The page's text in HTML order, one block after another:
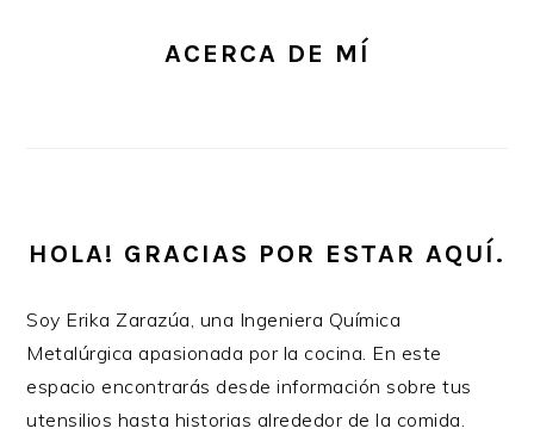
ACERCA DE MÍ
HOLA! GRACIAS POR ESTAR AQUÍ.
Soy Erika Zarazúa, una Ingeniera Química
Metalúrgica apasionada por la cocina. En este
espacio encontrarás desde información sobre tus
utensilios hasta historias alrededor de la comida.